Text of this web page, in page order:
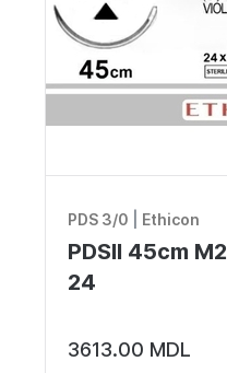
PDS 3/0 Ethicon
PDSII 45cm
24
3613.00 MDL